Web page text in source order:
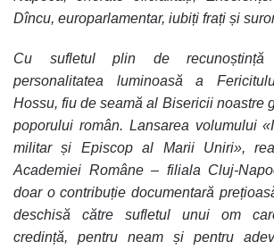
Dîncu, europarlamentar, iubiți frați și
Cu sufletul plin de recunoștință
personalitatea luminoasă a
Hossu, fiu de seamă al Bisericii noastre
poporului român. Lansarea volumului
militar și Episcop al Marii Uniri»,
Academiei Române – filiala Cluj-
doar o contribuție documentară
deschisă către sufletul unui om
credință, pentru neam și pentru